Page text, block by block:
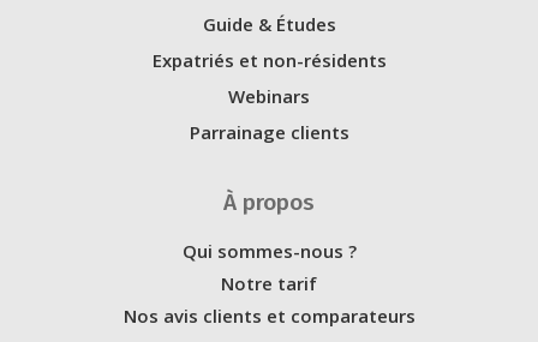
Guide & Études
Expatriés et non-résidents
Webinars
Parrainage clients
À propos
Qui sommes-nous ?
Notre tarif
Nos avis clients et comparateurs